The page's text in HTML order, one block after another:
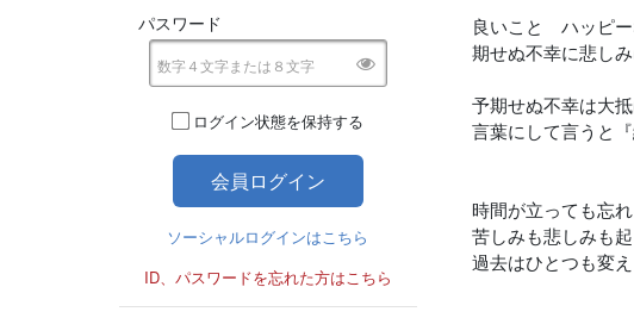
パスワード
ログイン状態を保持する
ソーシャルログインはこちら
ID、パスワードを忘れた方はこちら
良いこと ハッピ
期せぬ不幸に悲し
予期せぬ不幸は大
言葉にして言うと
時間が立っても忘
苦しみも悲しみも
過去はひとつも変